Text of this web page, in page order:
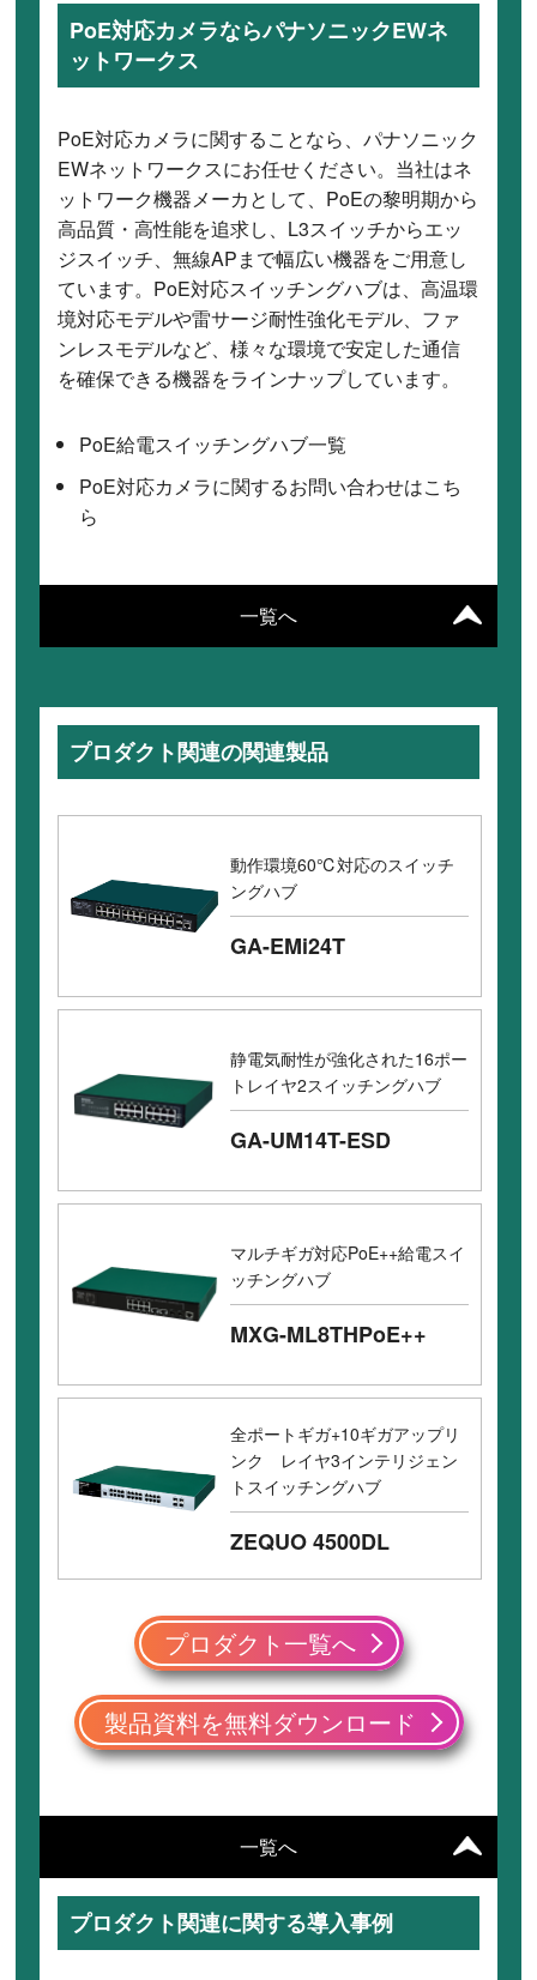
一覧へ
PoE対応カメラならパナソニックEWネ
ットワークス
PoE対応カメラに関することなら、パナソニック
EWネットワークスにお任せください。当社はネ
ットワーク機器メーカとして、PoEの黎明期から
高品質・高性能を追求し、L3スイッチからエッ
ジスイッチ、無線APまで幅広い機器をご用意し
ています。PoE対応スイッチングハブは、高温環
境対応モデルや雷サージ耐性強化モデル、ファ
ンレスモデルなど、様々な環境で安定した通信
を確保できる機器をラインナップしています。
PoE給電スイッチングハブ一覧
PoE対応カメラに関するお問い合わせはこち
ら
一覧へ
プロダクト関連の関連製品
動作環境60℃対応のスイッチ
ングハブ
GA-EMi24T
静電気耐性が強化された16ポー
トレイヤ2スイッチングハブ
GA-UM14T-ESD
マルチギガ対応PoE++給電スイ
ッチングハブ
MXG-ML8THPoE++
全ポートギガ+10ギガアップリ
ンク レイヤ3インテリジェン
トスイッチングハブ
ZEQUO 4500DL
プロダクト一覧へ
製品資料を無料ダウンロード
プロダクト関連に関する導入事例